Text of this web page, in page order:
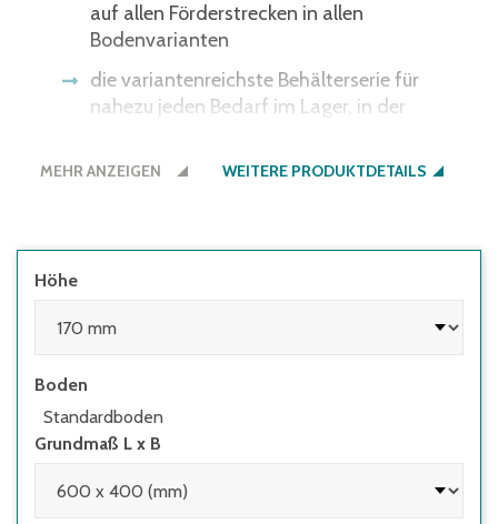
auf allen Förderstrecken in allen
Bodenvarianten
die variantenreichste Behälterserie für
nahezu jeden Bedarf im Lager, in der
MEHR ANZEIGEN WEITERE PRODUKTDETAILS
Höhe
Boden
Standardboden
Grundmaß L x B